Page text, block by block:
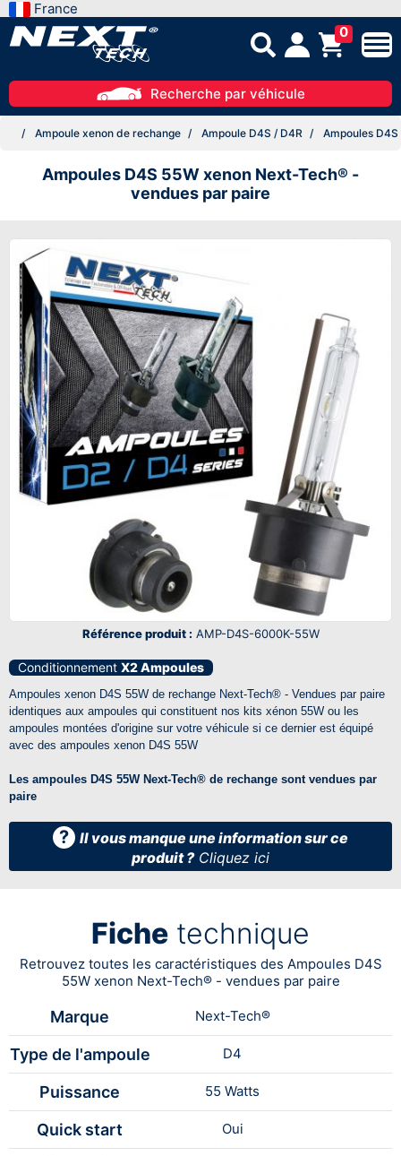
France
0
Recherche par véhicule
Ampoule xenon de rechange Ampoule D4S / D4R Ampoules
Ampoules D4S 55W xenon Next-Tech® -
vendues par paire
Référence produit : AMP-D4S-6000K-55W
Conditionnement X2 Ampoules
Ampoules xenon D4S 55W de rechange Next-Tech® - Vendues par paire
identiques aux ampoules qui constituent nos kits xénon 55W ou les
ampoules montées d'origine sur votre véhicule si ce dernier est équipé
avec des ampoules xenon D4S 55W
Les ampoules D4S 55W Next-Tech® de rechange sont vendues par
paire
? Il vous manque une information sur ce
produit ? Cliquez ici
Fiche technique
Retrouvez toutes les caractéristiques des Ampoules D4S
55W xenon Next-Tech® - vendues par paire
Marque Next-Tech®
Type de l'ampoule D4
Puissance 55 Watts
Quick start Oui